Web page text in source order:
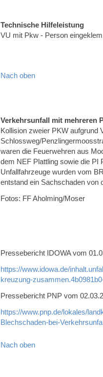
Technische Hilfeleistung
VU mit Pkw - Person
Nach oben
Verkehrsunfall mit mehreren
Kollision zweier PKW aufgrund
Schlossweg/
waren die Feuerwehren aus
dem NEF Plattling sowie die PI
Unfallfahrzeuge wurden vom
entstand ein Sachschaden von
Fotos: FF Aholming/Moser
Pressebericht IDOWA vom
https://www.idowa.de/
kreuzung-
Pressebericht PNP vom
https://www.pnp.de/lokales/
Blechschaden-bei-
Nach oben